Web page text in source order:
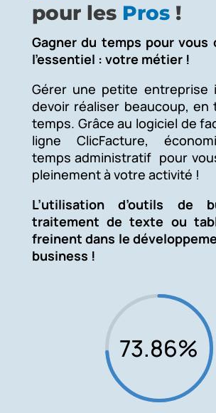
pour les Pros !
Gagner du temps pour vous
l’essentiel : votre métier !
Gérer une petite entreprise
devoir réaliser beaucoup, en
temps. Grâce au logiciel de
ligne ClicFacture,
temps administratif pour
pleinement à votre activité !
L’utilisation d’outils de
traitement de texte ou
freinent dans le
business !
73.86%